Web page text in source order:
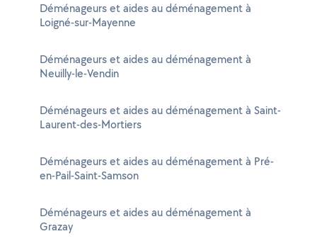
Déménageurs et aides au déménagement à
Loigné-sur-Mayenne
Déménageurs et aides au déménagement à
Neuilly-le-Vendin
Déménageurs et aides au déménagement à Saint-
Laurent-des-Mortiers
Déménageurs et aides au déménagement à Pré-
en-Pail-Saint-Samson
Déménageurs et aides au déménagement à
Grazay